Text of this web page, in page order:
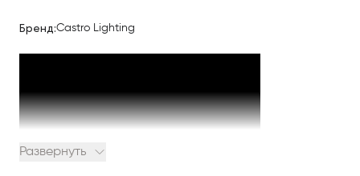
Бренд:Castro Lighting
Развернуть